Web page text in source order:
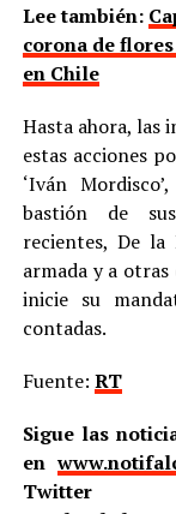
Lee también:
corona de
en Chile
Hasta ahora, las
estas acciones
‘Iván
bastión de
recientes, De
armada y a
inicie su
contadas.
Fuente: RT
Sigue las
en
Twitter